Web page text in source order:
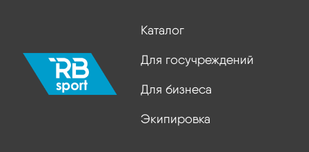
Каталог
Для госучреждений
Для бизнеса
Экипировка